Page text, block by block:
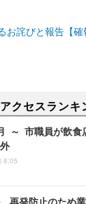
お詫びと報告【
アクセスランキ
～ 市職員が飲食
8:05
再発防止のため